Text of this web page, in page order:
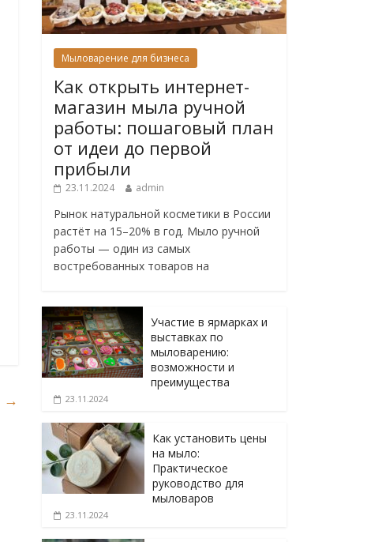
→
Мыловарение для бизнеса
Как открыть интернет-
магазин мыла ручной
работы: пошаговый план
от идеи до первой
прибыли
23.11.2024 admin
Рынок натуральной косметики в России
растёт на 15–20% в год. Мыло ручной
работы — один из самых
востребованных товаров на
Участие в ярмарках и
выставках по
мыловарению:
возможности и
преимущества
23.11.2024
Как установить цены
на мыло:
Практическое
руководство для
мыловаров
23.11.2024